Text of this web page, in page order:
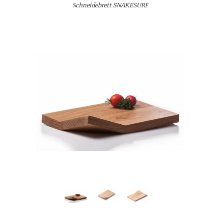
Schneidebrett SNAKESURF